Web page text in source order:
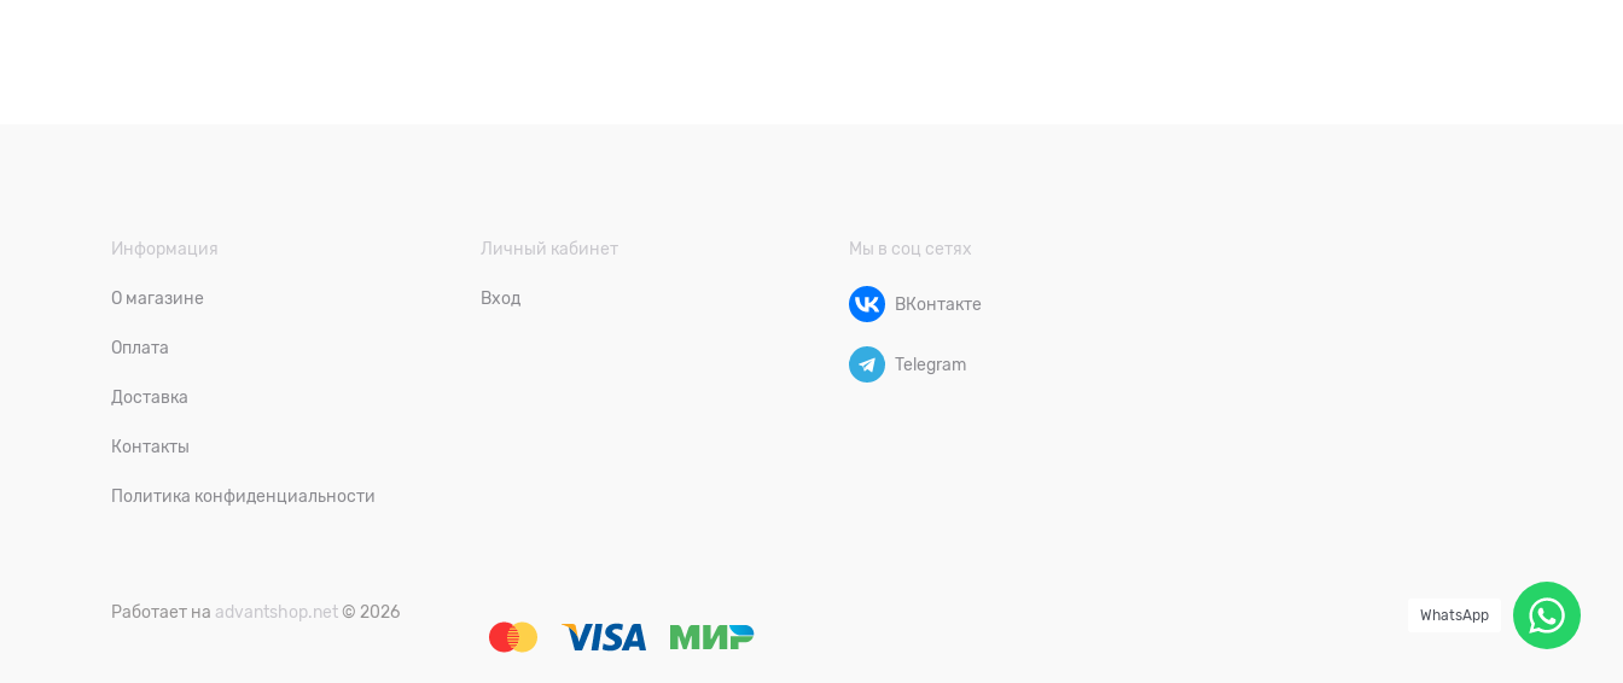
Информация
О магазине
Оплата
Доставка
Контакты
Политика конфиденциальности
Личный кабинет
Вход
Мы в соц сетях
ВКонтакте
Telegram
Работает на advantshop.net © 2026 WhatsApp